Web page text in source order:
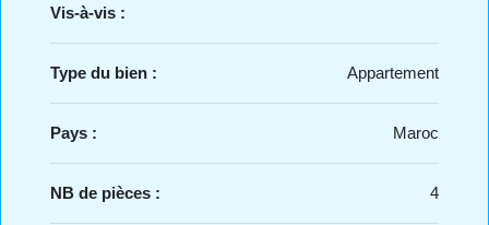
Vis-à-vis :
Type du bien : Appartement
Pays : Maroc
NB de pièces : 4